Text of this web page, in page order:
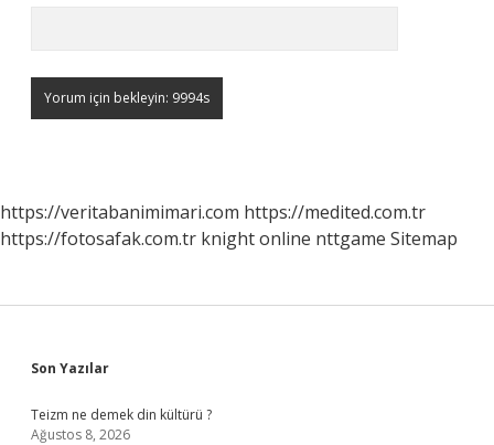
https://veritabanimimari.com https://medited.com.tr
https://fotosafak.com.tr knight online nttgame Sitemap
Sidebar
Son Yazılar
Teizm ne demek din kültürü ?
Ağustos 8, 2026